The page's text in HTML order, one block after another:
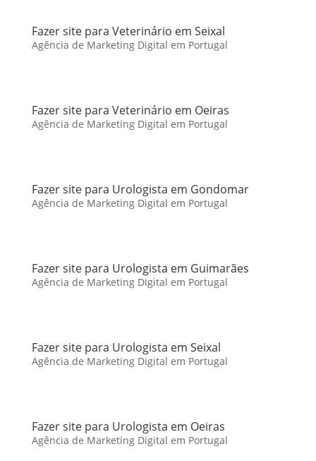
Fazer site para Veterinário em Seixal
Agência de Marketing Digital em Portugal
Fazer site para Veterinário em Oeiras
Agência de Marketing Digital em Portugal
Fazer site para Urologista em Gondomar
Agência de Marketing Digital em Portugal
Fazer site para Urologista em Guimarães
Agência de Marketing Digital em Portugal
Fazer site para Urologista em Seixal
Agência de Marketing Digital em Portugal
Fazer site para Urologista em Oeiras
Agência de Marketing Digital em Portugal